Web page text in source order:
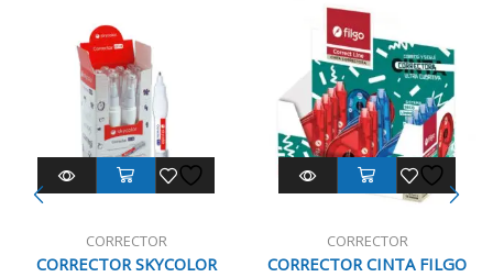
CORRECTOR
CORRECTOR SKYCOLOR
CORRECTOR
CORRECTOR CINTA FILGO